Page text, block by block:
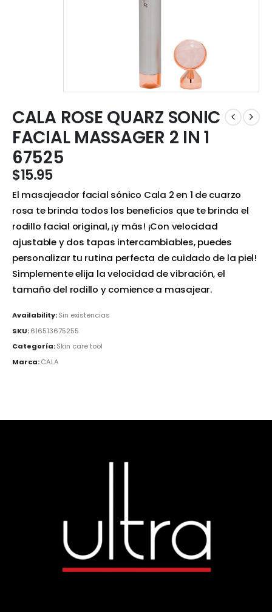
CALA ROSE QUARZ SONIC
FACIAL MASSAGER 2 IN 1
67525
$15.95
El masajeador facial sónico Cala 2 en 1 de cuarzo
rosa te brinda todos los beneficios que te brinda el
rodillo facial original, ¡y más! ¡Con velocidad
ajustable y dos tapas intercambiables, puedes
personalizar tu rutina perfecta de cuidado de la piel!
Simplemente elija la velocidad de vibración, el
tamaño del rodillo y comience a masajear.
Availability:Sin existencias
SKU:616513675255
Categoría:Skin care tool
Marca:CALA